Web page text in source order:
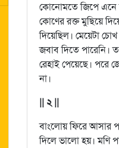
কোনোমতে জিপে এনে
কোণের রক্ত মুছিয়ে
দিয়েছিল। মেয়েটা
জবাব দিতে পারেনি।
রেহাই পেয়েছে। পরে
না।
|| ২ ||
বাংলোয় ফিরে আসার
দিলে ভালো হয়। মণি